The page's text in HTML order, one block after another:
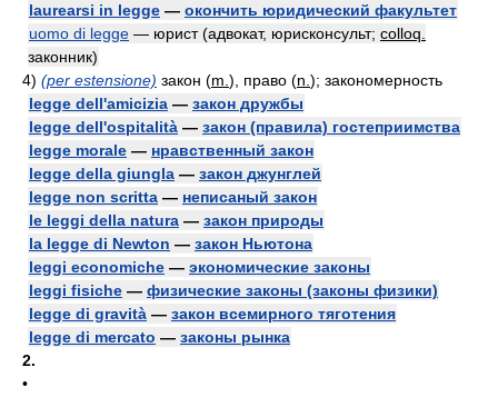
laurearsi in legge — окончить юридический факультет
uomo di legge — юрист (адвокат, юрисконсульт; colloq.
законник)
4) (per estensione) закон (m. ), право (n. ); закономерность
legge dell'amicizia — закон дружбы
legge dell'ospitalità — закон (правила) гостеприимства
legge morale — нравственный закон
legge della giungla — закон джунглей
legge non scritta — неписаный закон
le leggi della natura — закон природы
la legge di Newton — закон Ньютона
leggi economiche — экономические законы
leggi fisiche — физические законы (законы физики)
legge di gravità — закон всемирного тяготения
legge di mercato — законы рынка
2.
•